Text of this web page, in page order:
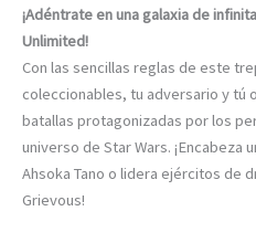
¡Adéntrate en una galaxia de
Unlimited!
Con las sencillas reglas de este
coleccionables, tu adversario y tú
batallas protagonizadas por los
universo de Star Wars. ¡Encabeza
Ahsoka Tano o lidera ejércitos de
Grievous!